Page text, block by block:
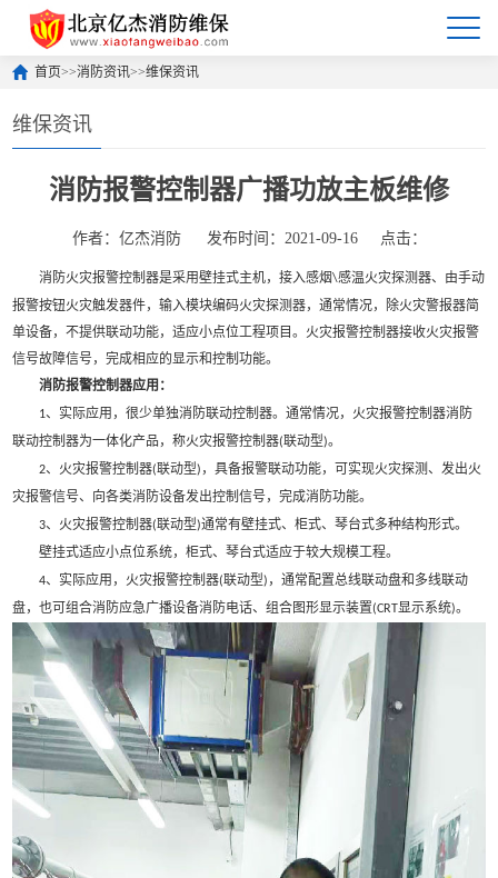
首页>>消防资讯>>维保资讯
维保资讯
消防报警控制器广播功放主板维修
作者：亿杰消防 发布时间：2021-09-16 点击：
消防火灾报警控制器是采用壁挂式主机，接入感烟\感温火灾探测器、由手动
报警按钮火灾触发器件，输入模块编码火灾探测器，通常情况，除火灾警报器简
单设备，不提供联动功能，适应小点位工程项目。火灾报警控制器接收火灾报警
信号故障信号，完成相应的显示和控制功能。
消防报警控制器应用：
1、实际应用，很少单独消防联动控制器。通常情况，火灾报警控制器消防
联动控制器为一体化产品，称火灾报警控制器(联动型)。
2、火灾报警控制器(联动型) ，具备报警联动功能，可实现火灾探测、发出火
灾报警信号、向各类消防设备发出控制信号，完成消防功能。
3、火灾报警控制器(联动型)通常有壁挂式、柜式、琴台式多种结构形式。
壁挂式适应小点位系统，柜式、琴台式适应于较大规模工程。
4、实际应用，火灾报警控制器(联动型) ，通常配置总线联动盘和多线联动
盘，也可组合消防应急广播设备消防电话、组合图形显示装置(CRT显示系统)。